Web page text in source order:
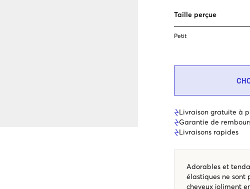
Taille perçue
Petit
Livraison gratuite à
Garantie de
Livraisons rapides
Adorables et
élastiques ne sont
cheveux joliment